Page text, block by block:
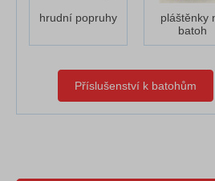
hrudní popruhy
pláštěnky
batoh
Příslušenství k batohům